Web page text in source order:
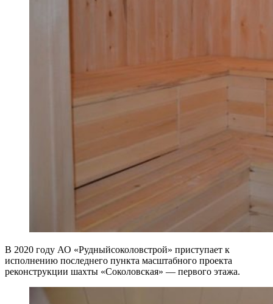
В 2020 году АО «Рудныйсоколовстрой» приступает к
исполнению последнего пункта масштабного проекта
реконструкции шахты «Соколовская» — первого этажа.